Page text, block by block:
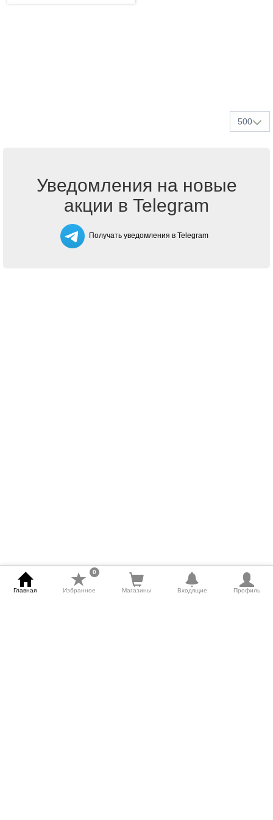
500
Уведомления на новые
акции в Telegram
Получать уведомления в Telegram
Главная Избранное
0
Магазины Входящие Профиль